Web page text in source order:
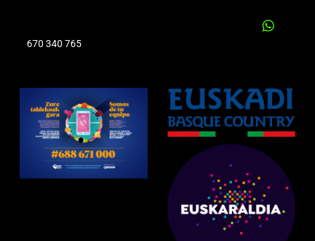
670 340 765